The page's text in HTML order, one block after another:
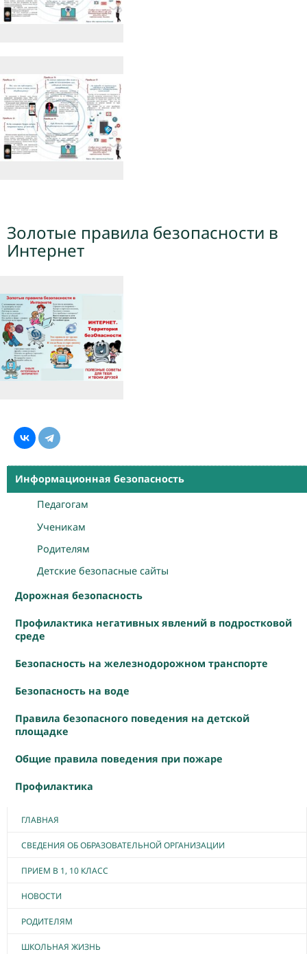
Золотые правила безопасности в
Интернет
Информационная безопасность
Педагогам
Ученикам
Родителям
Детские безопасные сайты
Дорожная безопасность
Профилактика негативных явлений в подростковой
среде
Безопасность на железнодорожном транспорте
Безопасность на воде
Правила безопасного поведения на детской
площадке
Общие правила поведения при пожаре
Профилактика
ГЛАВНАЯ
СВЕДЕНИЯ ОБ ОБРАЗОВАТЕЛЬНОЙ ОРГАНИЗАЦИИ
ПРИЕМ В 1, 10 КЛАСС
НОВОСТИ
РОДИТЕЛЯМ
ШКОЛЬНАЯ ЖИЗНЬ